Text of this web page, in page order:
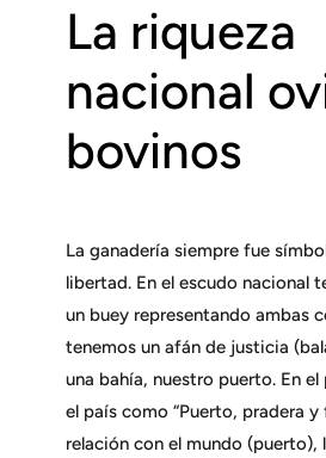
La riqueza
nacional
bovinos
La ganadería siempre fue
libertad. En el escudo nacional
un buey representando ambas
tenemos un afán de justicia
una bahía, nuestro puerto. En
el país como “Puerto, pradera y
relación con el mundo (puerto),